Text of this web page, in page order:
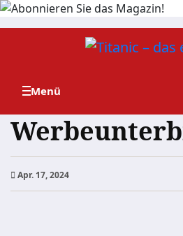
Zum
Apr. 17, 2024